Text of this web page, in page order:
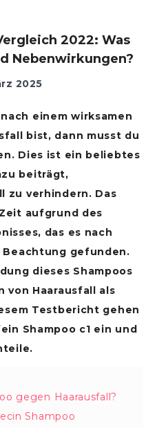
2022: Was
Nebenwirkungen?
2025
einem wirksamen
bist, dann musst du
Dies ist ein beliebtes
beiträgt,
zu verhindern. Das
aufgrund des
das es nach
Beachtung gefunden.
dieses Shampoos
von Haarausfall als
Testbericht gehen
Shampoo c1 ein und
gegen Haarausfall?
Shampoo